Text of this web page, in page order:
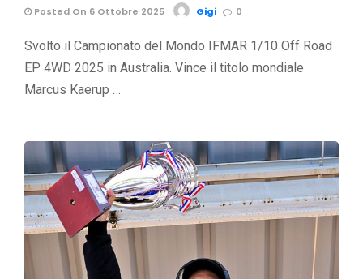
Posted On 6 Ottobre 2025 Gigi 0
Svolto il Campionato del Mondo IFMAR 1/10 Off Road
EP 4WD 2025 in Australia. Vince il titolo mondiale
Marcus Kaerup …